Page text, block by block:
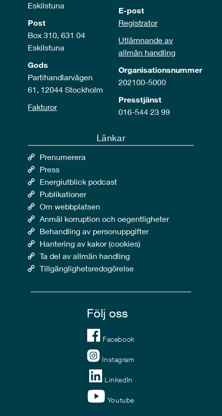
Eskilstuna
Post
Box 310, 631 04
Eskilstuna
Gods
Partihandlarvägen
61, 12044 Stockholm
Fakturor
E-post
Registrator
Utlämnande av
allmän handling
Organisationsnummer
202100-5000
Presstjänst
016-544 23 99
Länkar
Prenumerera
Press
Energiutblick podcast
Publikationer
Om webbplatsen
Anmäl korruption och oegentligheter
Behandling av personuppgifter
Hantering av kakor (cookies)
Ta del av allmän handling
Tillgänglighetsredogörelse
Följ oss
Facebook
Instagram
LinkedIn
Youtube